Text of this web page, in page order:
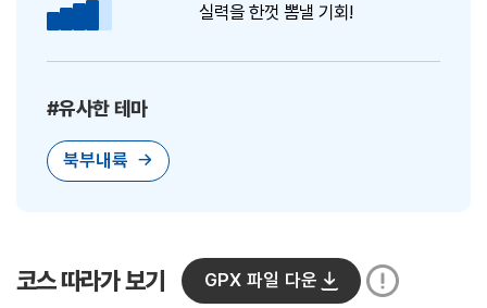
실력을 한껏 뽐낼 기회!
#유사한 테마
북부내륙
코스 따라가 보기 GPX 파일 다운